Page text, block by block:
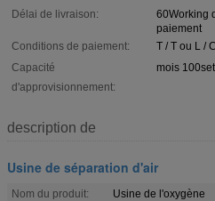
Délai de livraison:
60Working
paiement
Conditions de paiement:
T / T ou L / C
Capacité
d'approvisionnement:
mois
description de
Usine de séparation d'air
Nom du produit:
Usine de l'oxygène